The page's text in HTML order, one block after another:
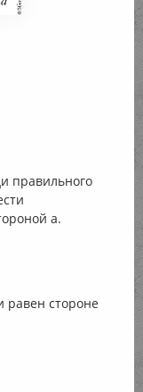
правильного
а.
равен стороне